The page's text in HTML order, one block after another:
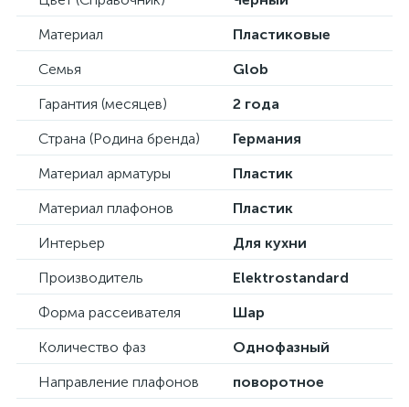
Материал
Пластиковые
Семья
Glob
Гарантия (месяцев)
2 года
Страна (Родина бренда)
Германия
Материал арматуры
Пластик
Материал плафонов
Пластик
Интерьер
Для кухни
Производитель
Elektrostandard
Форма рассеивателя
Шар
Количество фаз
Однофазный
Направление плафонов
поворотное